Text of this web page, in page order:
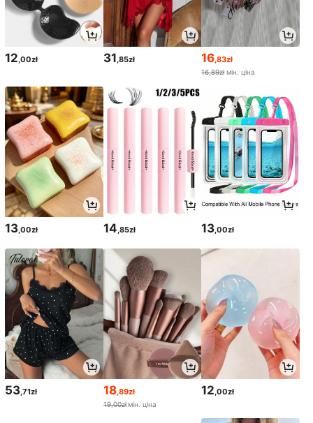
12,00zł 31,85zł 16,83zł
16,89zł мін. ціна
13 ,00zł 14 ,85zł 13 ,00zł
53,71zł 18,89zł
19,00złмін. ціна
12,00zł